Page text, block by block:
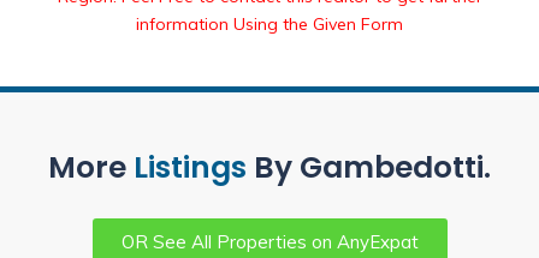
information Using the Given Form
More Listings By Gambedotti.
OR See All Properties on AnyExpat